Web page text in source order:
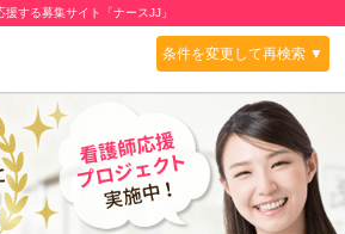
する募集サイト「ナースJJ」
条件を変更して再検索 ▼